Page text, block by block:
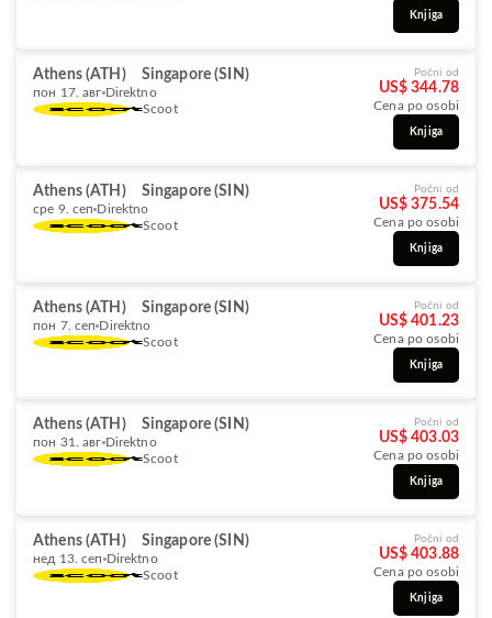
Knjiga
Athens (ATH) Singapore (SIN)
пон 17. авг Direktno
Scoot
Počni od
US$ 344.78
Cena po osobi
Knjiga
Athens (ATH) Singapore (SIN)
сре 9. сеп Direktno
Scoot
Počni od
US$ 375.54
Cena po osobi
Knjiga
Athens (ATH) Singapore (SIN)
пон 7. сеп Direktno
Scoot
Počni od
US$ 401.23
Cena po osobi
Knjiga
Athens (ATH) Singapore (SIN)
пон 31. авг Direktno
Scoot
Počni od
US$ 403.03
Cena po osobi
Knjiga
Athens (ATH) Singapore (SIN)
нед 13. сеп Direktno
Scoot
Počni od
US$ 403.88
Cena po osobi
Knjiga